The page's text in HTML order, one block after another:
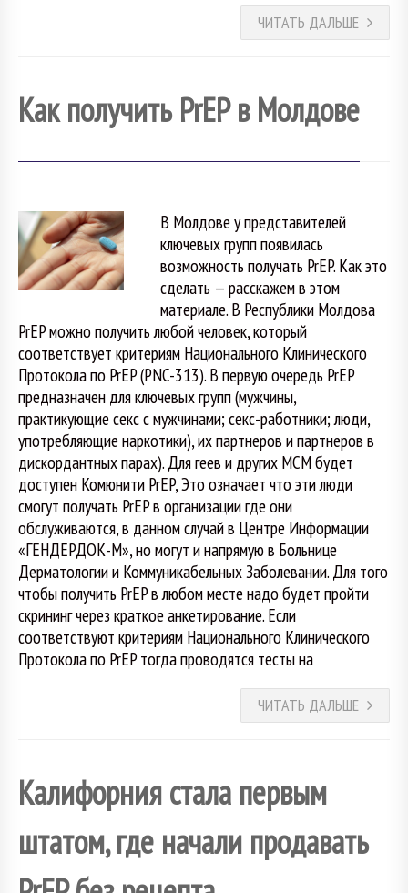
ЧИТАТЬ ДАЛЬШЕ
Как получить PrEP в Молдове
В Молдове у представителей
ключевых групп появилась
возможность получать PrEP. Как это
сделать — расскажем в этом
материале. В Республики Молдова
PrEP можно получить любой человек, который
соответствует критериям Национального Клинического
Протокола по PrEP (PNC-313). В первую очередь PrEP
предназначен для ключевых групп (мужчины,
практикующие секс с мужчинами; секс-работники; люди,
употребляющие наркотики), их партнеров и партнеров в
дискордантных парах). Для геев и других МСМ будет
доступен Комюнити PrEP, Это означает что эти люди
смогут получать PrEP в организации где они
обслуживаются, в данном случай в Центре Информации
«ГЕНДЕРДОК-М», но могут и напрямую в Больнице
Дерматологии и Коммуникабельных Заболевании. Для того
чтобы получить PrEP в любом месте надо будет пройти
скрининг через краткое анкетирование. Если
соответствуют критериям Национального Клинического
Протокола по PrEP тогда проводятся тесты на
ЧИТАТЬ ДАЛЬШЕ
Калифорния стала первым
штатом, где начали продавать